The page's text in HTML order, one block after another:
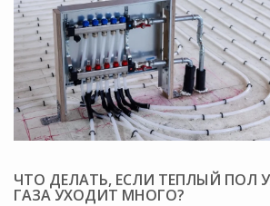
ЧТО ДЕЛАТЬ, ЕСЛИ ТЕПЛЫЙ ПОЛ
ГАЗА УХОДИТ МНОГО?